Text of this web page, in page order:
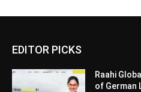
EDITOR PICKS
Raahi
of German